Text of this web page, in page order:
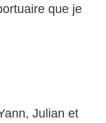
que je
Julian et